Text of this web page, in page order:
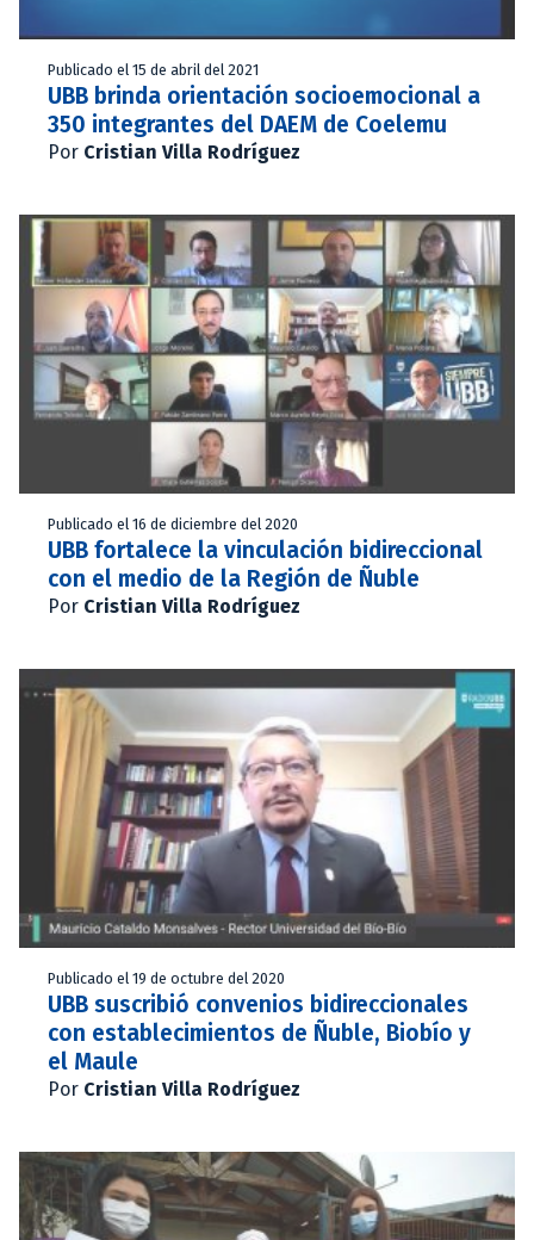
Publicado el 15 de abril del 2021
UBB brinda orientación socioemocional a
350 integrantes del DAEM de Coelemu
Por Cristian Villa Rodríguez
Publicado el 16 de diciembre del 2020
UBB fortalece la vinculación bidireccional
con el medio de la Región de Ñuble
Por Cristian Villa Rodríguez
Publicado el 19 de octubre del 2020
UBB suscribió convenios bidireccionales
con establecimientos de Ñuble, Biobío y
el Maule
Por Cristian Villa Rodríguez